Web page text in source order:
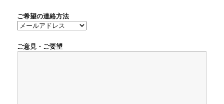
ご希望の連絡方法
ご意見・ご要望